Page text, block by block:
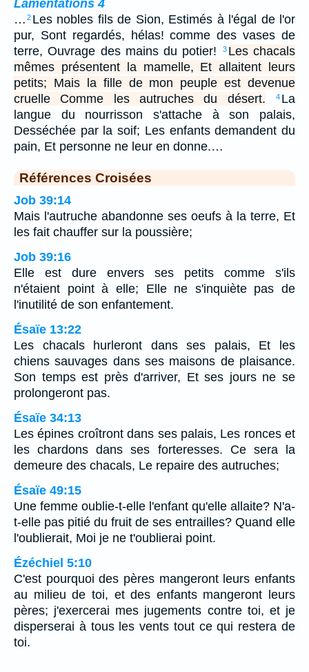
Lamentations 4
… 2 Les nobles fils de Sion, Estimés à l'égal de l'or
pur, Sont regardés, hélas! comme des vases de
terre, Ouvrage des mains du potier!
3 Les chacals
mêmes présentent la mamelle, Et allaitent leurs
petits; Mais la fille de mon peuple est devenue
cruelle Comme les autruches du désert.
4 La
langue du nourrisson s'attache à son palais,
Desséchée par la soif; Les enfants demandent du
pain, Et personne ne leur en donne.…
Références Croisées
Job 39:14
Mais l'autruche abandonne ses oeufs à la terre, Et
les fait chauffer sur la poussière;
Job 39:16
Elle est dure envers ses petits comme s'ils
n'étaient point à elle; Elle ne s'inquiète pas de
l'inutilité de son enfantement.
Ésaïe 13:22
Les chacals hurleront dans ses palais, Et les
chiens sauvages dans ses maisons de plaisance.
Son temps est près d'arriver, Et ses jours ne se
prolongeront pas.
Ésaïe 34:13
Les épines croîtront dans ses palais, Les ronces et
les chardons dans ses forteresses. Ce sera la
demeure des chacals, Le repaire des autruches;
Ésaïe 49:15
Une femme oublie-t-elle l'enfant qu'elle allaite? N'a-
t-elle pas pitié du fruit de ses entrailles? Quand elle
l'oublierait, Moi je ne t'oublierai point.
Ézéchiel 5:10
C'est pourquoi des pères mangeront leurs enfants
au milieu de toi, et des enfants mangeront leurs
pères; j'exercerai mes jugements contre toi, et je
disperserai à tous les vents tout ce qui restera de
toi.